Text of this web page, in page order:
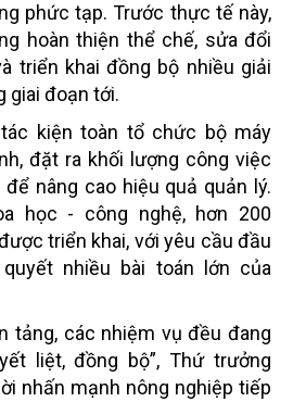
phức tạp. Trước thực tế này,
hoàn thiện thể chế, sửa đổi
triển khai đồng bộ nhiều giải
giai đoạn tới.
kiện toàn tổ chức bộ máy
đặt ra khối lượng công việc
nâng cao hiệu quả quản lý.
học - công nghệ, hơn 200
triển khai, với yêu cầu đầu
nhiều bài toán lớn của
tảng, các nhiệm vụ đều đang
liệt, đồng bộ”, Thứ trưởng
nhấn mạnh nông nghiệp tiếp